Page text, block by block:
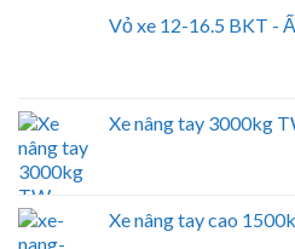
Vỏ xe 12-16.5 BKT -
Xe nâng tay 3000kg
Xe nâng tay cao